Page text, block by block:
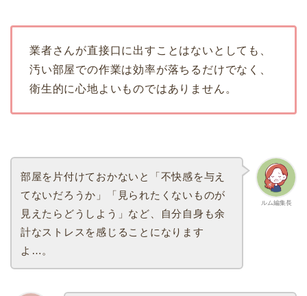
業者さんが直接口に出すことはないとしても、
汚い部屋での作業は効率が落ちるだけでなく、
衛生的に心地よいものではありません。
ルム編集長
部屋を片付けておかないと「不快感を与え
てないだろうか」「見られたくないものが
見えたらどうしよう」など、自分自身も余
計なストレスを感じることになります
よ…。